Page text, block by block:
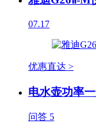
07.17
优惠直达 >
电水壶功率
问答 5